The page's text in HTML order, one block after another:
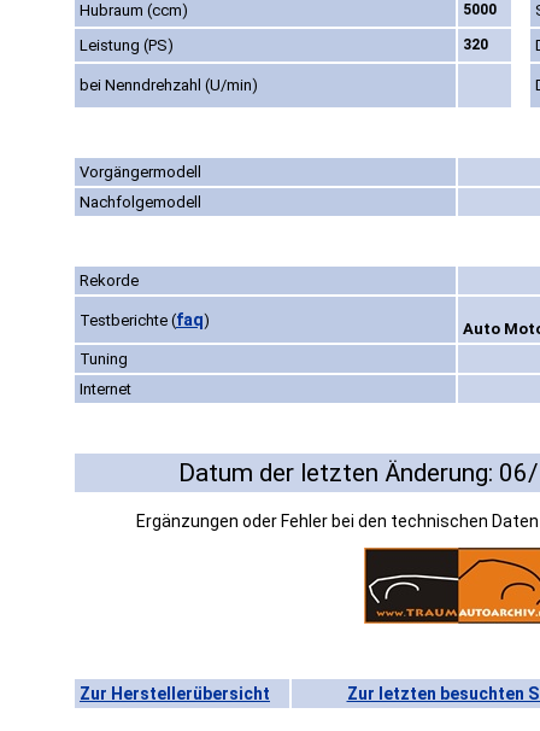
Hubraum (ccm)
5000
Leistung (PS)
320
bei Nenndrehzahl (U/min)
Vorgängermodell
Nachfolgemodell
Rekorde
Testberichte (faq)
Auto
Tuning
Internet
Datum der letzten Änderung:
Ergänzungen oder Fehler bei den technischen
Zur Herstellerübersicht Zur letzten besuchten